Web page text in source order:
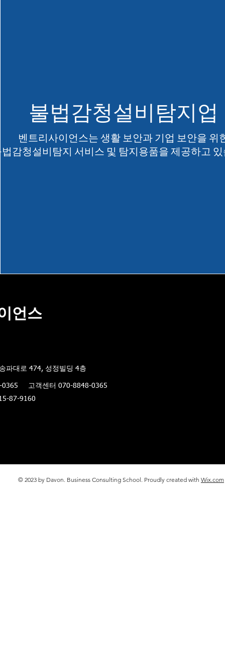
불법감청설비탐지업
벤트리사이언스는 생활 보안과 기업 보안을 위
법감청설비탐지 서비스 및 탐지용품을 제공하고
언스
파대로 474, 성정빌딩 4층
0365
고객센터 070-8848-0365
87-9160
© 2023 by Davon. Business Consulting School. Proudly created with Wix.com